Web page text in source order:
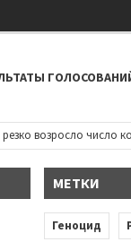
возросло число
МЕТКИ
Геноцид